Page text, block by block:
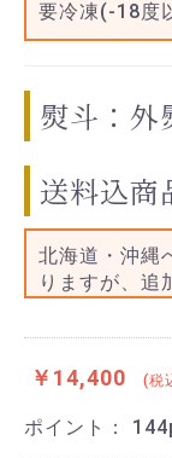
要冷凍(-18度
熨斗：外
送料込商
北海道・沖縄
りますが、追
￥14,400 (税
ポイント： 144